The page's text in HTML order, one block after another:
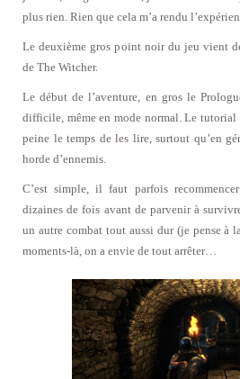
plus rien. Rien que cela m’a rendu
Le deuxième gros point noir du jeu vient
de The Witcher.
Le début de l’aventure, en gros le
difficile, même en mode normal. Le tutorial
peine le temps de les lire, surtout qu’en
horde d’ennemis.
C’est simple, il faut parfois
dizaines de fois avant de parvenir à
un autre combat tout aussi dur (je pense à
moments-là, on a envie de tout arrêter…